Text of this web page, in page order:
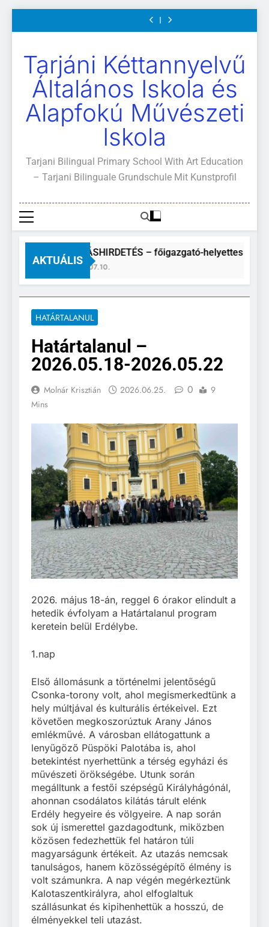
a
2026. május 04-
14.
rendje
ajánlott
olvasmányok
A Mi Világunk!
Szülői
értekezletek
rendje
Kötelező és
ajánlott
A Mi Világunk!
Tarjáni Kéttannyelvű
Általános Iskola és
Alapfokú Művészeti
Iskola
Tarjani Bilingual Primary School With Art Education
– Tarjani Bilinguale Grundschule Mit Kunstprofil
AKTUÁLIS
ÁLLÁSHIRDETÉS – főigazgató-helyettes
2026.07.10.
HATÁRTALANUL
Határtalanul –
2026.05.18-2026.05.22
Molnár Krisztián 2026.06.25. 0
9
Mins
2026. május 18-án, reggel 6 órakor elindult a
hetedik évfolyam a Határtalanul program
keretein belül Erdélybe.
1.nap
Első állomásunk a történelmi jelentőségű
Csonka-torony volt, ahol megismerkedtünk a
hely múltjával és kulturális értékeivel. Ezt
követően megkoszorúztuk Arany János
emlékművé. A városban ellátogattunk a
lenyűgöző Püspöki Palotába is, ahol
betekintést nyerhettünk a térség egyházi és
művészeti örökségébe. Utunk során
megálltunk a festői szépségű Királyhágónál,
ahonnan csodálatos kilátás tárult elénk
Erdély hegyeire és völgyeire. A nap során
sok új ismerettel gazdagodtunk, miközben
közösen fedezhettük fel határon túli
magyarságunk értékeit. Az utazás nemcsak
tanulságos, hanem közösségépítő élmény is
volt számunkra. A nap végén megérkeztünk
Kalotaszentkirályra, ahol elfoglaltuk
szállásunkat és kipihenhettük a hosszú, de
élményekkel teli utazást.